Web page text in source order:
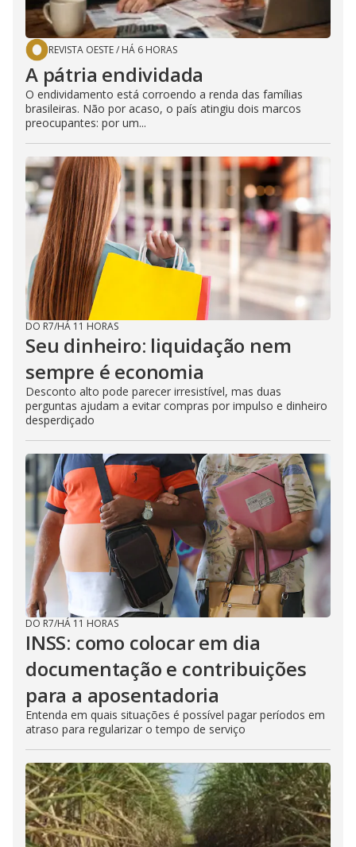
REVISTA OESTE/ HÁ 6 HORAS
A pátria endividada
O endividamento está corroendo a renda das famílias
brasileiras. Não por acaso, o país atingiu dois marcos
preocupantes: por um...
DO R7/HÁ 11 HORAS
Seu dinheiro: liquidação nem
sempre é economia
Desconto alto pode parecer irresistível, mas duas
perguntas ajudam a evitar compras por impulso e dinheiro
desperdiçado
DO R7/HÁ 11 HORAS
INSS: como colocar em dia
documentação e contribuições
para a aposentadoria
Entenda em quais situações é possível pagar períodos em
atraso para regularizar o tempo de serviço